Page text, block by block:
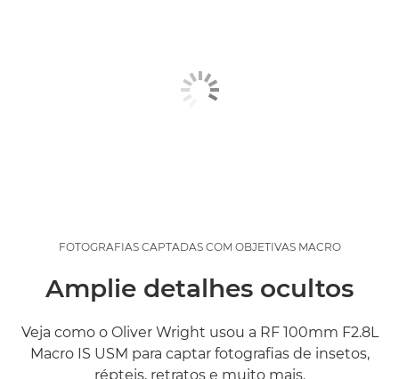
FOTOGRAFIAS CAPTADAS COM OBJETIVAS MACRO
Amplie detalhes ocultos
Veja como o Oliver Wright usou a RF 100mm F2.8L
Macro IS USM para captar fotografias de insetos,
répteis, retratos e muito mais.